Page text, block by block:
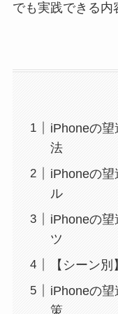
でも実践できる内
iPhoneの
法
iPhoneの
ル
iPhoneの
ツ
【シーン
iPhoneの
策